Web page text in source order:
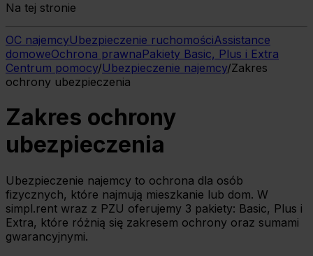
Na tej stronie
OC najemcyUbezpieczenie ruchomościAssistance
domoweOchrona prawnaPakiety Basic, Plus i Extra
Centrum pomocy/Ubezpieczenie najemcy/Zakres
ochrony ubezpieczenia
Zakres ochrony
ubezpieczenia
Ubezpieczenie najemcy to ochrona dla osób
fizycznych, które najmują mieszkanie lub dom. W
simpl.rent wraz z PZU oferujemy 3 pakiety: Basic, Plus i
Extra, które różnią się zakresem ochrony oraz sumami
gwarancyjnymi.